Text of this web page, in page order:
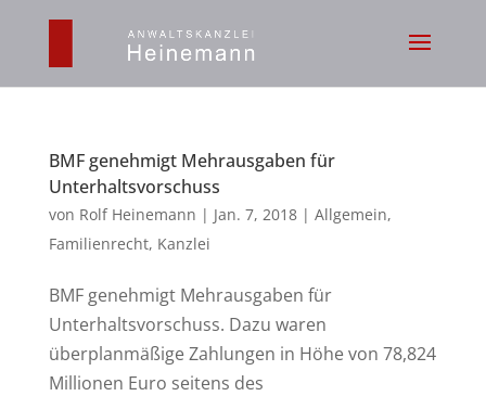
BMF genehmigt Mehrausgaben für
Unterhaltsvorschuss
von Rolf Heinemann | Jan. 7, 2018| Allgemein,
Familienrecht, Kanzlei
BMF genehmigt Mehrausgaben für
Unterhaltsvorschuss. Dazu waren
überplanmäßige Zahlungen in Höhe von 78,824
Millionen Euro seitens des